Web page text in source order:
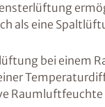
als eine
bei einem
Raumluftfeuchte